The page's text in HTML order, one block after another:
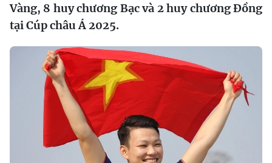
Vàng, 8 huy chương Bạc và 2 huy chương Đồng
tại Cúp châu Á 2025.